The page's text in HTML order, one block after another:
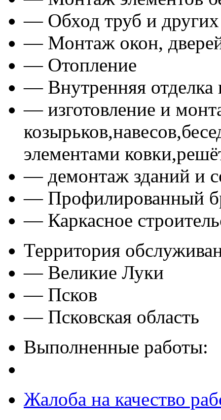
— Обход труб и других
— Монтаж окон,
— Отопление
— Внутренняя
— изготовление и
элементами
— демонтаж зданий и
— Профилированный
— Каркасное
Территория
— Великие Луки
— Псков
— Псковская область
Выполненные работы:
Жалоба на качество